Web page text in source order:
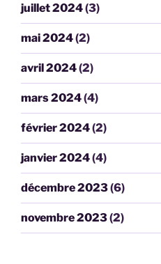
juillet 2024(3)
mai 2024(2)
avril 2024(2)
mars 2024(4)
février 2024(2)
janvier 2024(4)
décembre 2023(6)
novembre 2023(2)